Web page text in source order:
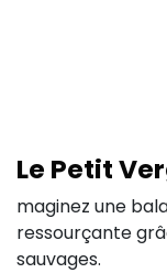
Le Petit
maginez une
ressourçante
sauvages.